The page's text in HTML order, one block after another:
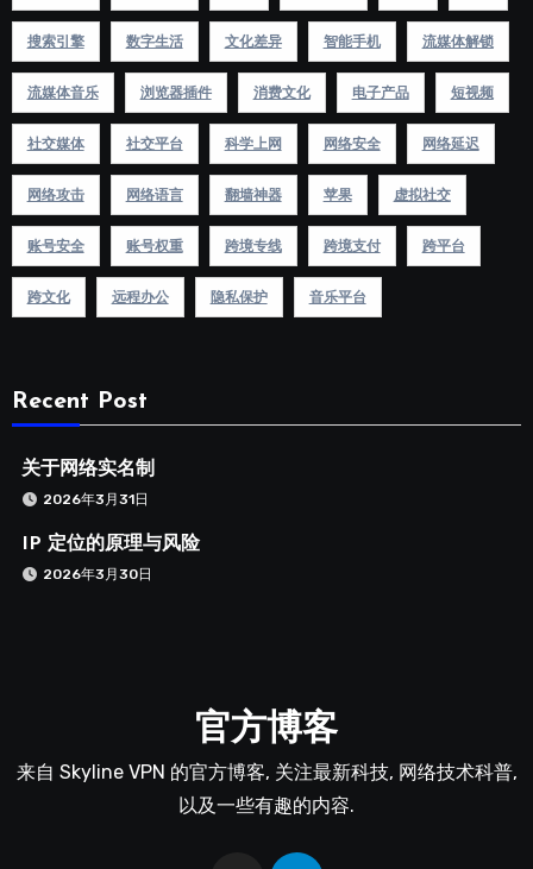
搜索引擎 数字生活 文化差异 智能手机 流媒体解锁
流媒体音乐 浏览器插件 消费文化 电子产品 短视频
社交媒体 社交平台 科学上网 网络安全 网络延迟
网络攻击 网络语言 翻墙神器 苹果 虚拟社交
账号安全 账号权重 跨境专线 跨境支付 跨平台
跨文化 远程办公 隐私保护 音乐平台
Recent Post
关于网络实名制
2026年3月31日
IP 定位的原理与风险
2026年3月30日
官方博客
来自 Skyline VPN 的官方博客, 关注最新科技, 网络技术科普,
以及一些有趣的内容.